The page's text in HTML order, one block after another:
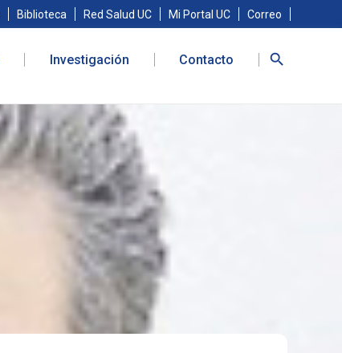
Biblioteca Red Salud UC Mi Portal UC Correo
Investigación Contacto